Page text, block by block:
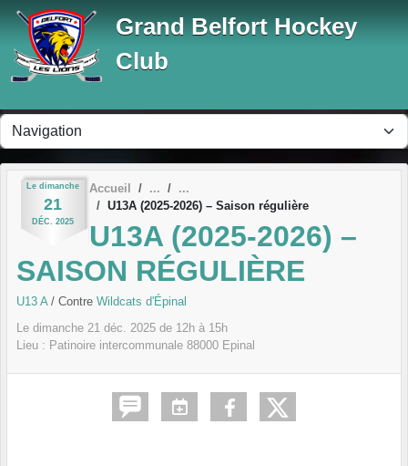
Grand Belfort Hockey
Club
Le dimanche
21
DÉC. 2025
Accueil
U13A (2025-2026) – Saison régulière
U13A (2025-2026) –
SAISON RÉGULIÈRE
U13 A / Contre Wildcats d'Épinal
Le dimanche 21 déc. 2025 de 12h à 15h
Lieu : Patinoire intercommunale 88000 Epinal
Panneau de gestion des cookies